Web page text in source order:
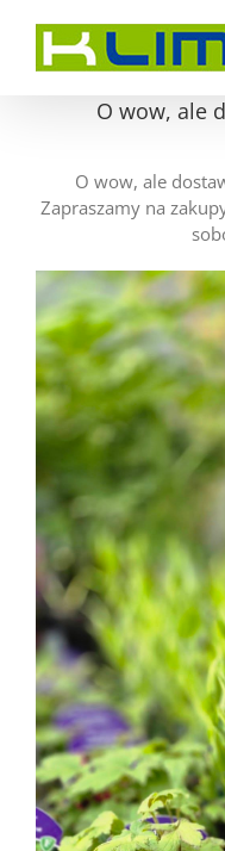
zawartości
O wow, ale
O wow, ale
Zapraszamy na